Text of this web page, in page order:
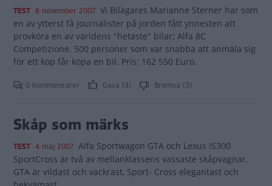
TEST 8 november 2007 Vi Bilägares Marianne Sterner har som
en av ytterst få journalister på jorden fått ynnesten att
provköra en av världens "hetaste" bilar; Alfa 8C
Competizione. 500 personer som var snabba att anmäla sig
för ett köp får köpa en bil. Pris: 162 550 Euro.
0 kommentarer Gasa (3) Bromsa (3)
Skåp som märks
TEST 4 maj 2007 Alfa Sportwagon GTA och Lexus IS300
SportCross är två av mellanklassens vassaste skåpvagnar.
GTA är vildast och vackrast, Sport- Cross elegantast och